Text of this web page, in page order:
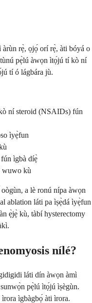
rẹ̀, ọjọ́ orí rẹ̀, àti bóyá o
pẹ̀lú àwọn ìtọ́jú tí kò ní
tí ó lágbára jù.
ní steroid (NSAIDs) fún
ìyẹ̀fun
ìgbà díẹ̀
wuwo kù
a lè ronú nípa àwọn
ablation láti pa ìṣẹ̀dá ìyẹ̀fun
ẹ̀jẹ̀ kù, tàbí hysterectomy
nílé?
láti dín àwọn àmì
pẹ̀lú ìtọ́jú ìṣègùn.
ìgbàgbọ́ àti ìrora.